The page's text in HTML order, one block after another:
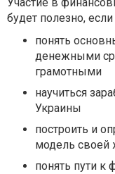
будет полезно,
понять
денежными
грамотными
научиться
Украины
построить и
модель своей
понять пути к